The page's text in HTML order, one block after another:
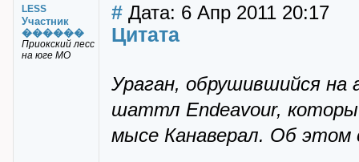
LESS
Участник
������
Приокский лесс
на юге МО
# Дата: 6 Апр 2011 20:17
Цитата
Ураган, обрушившийся на
шаттл Endeavour,
мысе Канаверал. Об этом